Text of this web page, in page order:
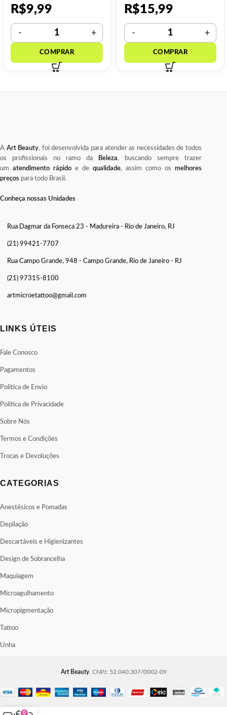
R$9,99 R$15,99
A Art Beauty, foi desenvolvida para atender as necessidades de todos
os profissionais no ramo da
Beleza, buscando sempre trazer
um atendimento rápido e de qualidade, assim como os melhores
preços para todo Brasil.
Conheça nossas Unidades
Rua Dagmar da Fonseca 23 - Madureira - Rio de Janeiro, RJ
(21) 99421-7707
Rua Campo Grande, 948 - Campo Grande, Rio de Janeiro - RJ
(21) 97315-8100
artmicroetattoo@gmail.com
LINKS ÚTEIS
Fale Conosco
Pagamentos
Política de Envio
Política de Privacidade
Sobre Nós
Termos e Condições
Trocas e Devoluções
CATEGORIAS
Anestésicos e Pomadas
Depilação
Descartáveis e Higienizantes
Design de Sobrancelha
Maquiagem
Microagulhamento
Micropigmentação
Tattoo
Unha
Art Beauty. CNPJ: 52.040.307/0002-09
0